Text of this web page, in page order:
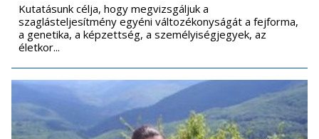
Kutatásunk célja, hogy megvizsgáljuk a
szaglásteljesítmény egyéni változékonyságát a fejforma,
a genetika, a képzettség, a személyiségjegyek, az
életkor...